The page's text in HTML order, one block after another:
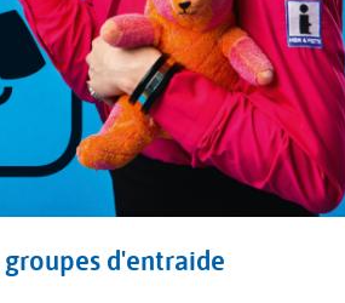
groupes d'entraide